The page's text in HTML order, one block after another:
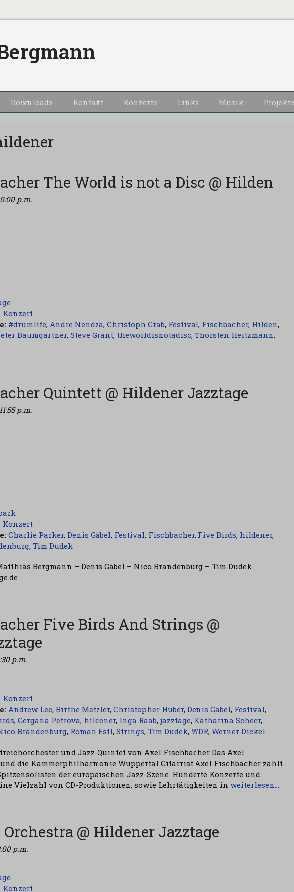
Downloads Kontakt Konzerte Links Musik Projekte
The World is not a Disc @ Hilden
p.m.
Konzert
#drumlife, Andre Nendza, Christoph Grab, Festival, Fischbacher, Hilden,
Baumgärtner, Steve Grant, theworldisnotadisc, Thorsten Heitzmann,
Quintett @ Hildener Jazztage
11:55 p.m.
Konzert
Charlie Parker, Denis Gäbel, Festival, Fischbacher, Five Birds, hildener,
, Tim Dudek
Bergmann – Denis Gäbel – Nico Brandenburg – Tim Dudek
Five Birds And Strings @
p.m.
Konzert
Andrew Lee, Birthe Metzler, Christopher Huber, Denis Gäbel, Festival,
, Gergana Petrova, hildener, Inga Raab, jazztage, Katharina Scheer,
Brandenburg, Roman Estl, Strings, Tim Dudek, WDR, Werner Dickel
und Jazz-Quintet von Axel Fischbacher Das Axel
die Kammerphilharmonie Wuppertal Gitarrist Axel Fischbacher zählt
der europäischen Jazz-Szene. Hunderte Konzerte und
Vielzahl von CD-Produktionen, sowie Lehrtätigkeiten in weiterlesen…
@ Hildener Jazztage
p.m.
Konzert